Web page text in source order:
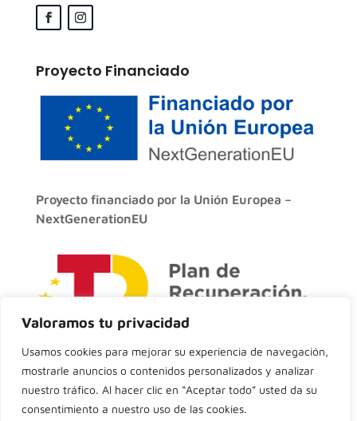
Valoramos tu privacidad
Usamos cookies para mejorar su experiencia de navegación,
mostrarle anuncios o contenidos personalizados y analizar
nuestro tráfico. Al hacer clic en “Aceptar todo” usted da su
consentimiento a nuestro uso de las cookies.
Proyecto Financiado
Proyecto financiado por la Unión Europea –
NextGenerationEU
© 2026 Todos los derechos reservados.
Diseño de páginas web Neretec